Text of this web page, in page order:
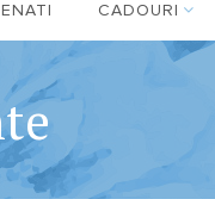
CADOURI